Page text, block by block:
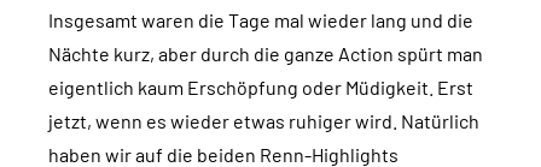
Insgesamt waren die Tage mal wieder lang und die
Nächte kurz, aber durch die ganze Action spürt man
eigentlich kaum Erschöpfung oder Müdigkeit. Erst
jetzt, wenn es wieder etwas ruhiger wird. Natürlich
haben wir auf die beiden Renn-Highlights